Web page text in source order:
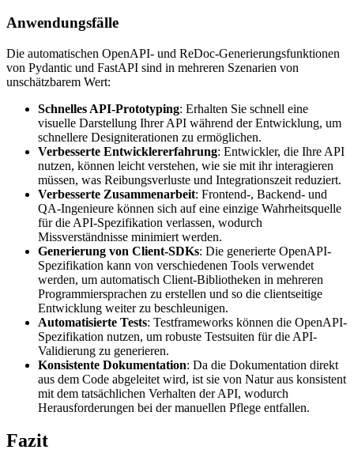
Anwendungsfälle
Die automatischen OpenAPI- und ReDoc-Generierungsfunktionen
von Pydantic und FastAPI sind in mehreren Szenarien von
unschätzbarem Wert:
Schnelles API-Prototyping: Erhalten Sie schnell eine
visuelle Darstellung Ihrer API während der Entwicklung, um
schnellere Designiterationen zu ermöglichen.
Verbesserte Entwicklererfahrung: Entwickler, die Ihre API
nutzen, können leicht verstehen, wie sie mit ihr interagieren
müssen, was Reibungsverluste und Integrationszeit reduziert.
Verbesserte Zusammenarbeit: Frontend-, Backend- und
QA-Ingenieure können sich auf eine einzige Wahrheitsquelle
für die API-Spezifikation verlassen, wodurch
Missverständnisse minimiert werden.
Generierung von Client-SDKs: Die generierte OpenAPI-
Spezifikation kann von verschiedenen Tools verwendet
werden, um automatisch Client-Bibliotheken in mehreren
Programmiersprachen zu erstellen und so die clientseitige
Entwicklung weiter zu beschleunigen.
Automatisierte Tests: Testframeworks können die OpenAPI-
Spezifikation nutzen, um robuste Testsuiten für die API-
Validierung zu generieren.
Konsistente Dokumentation: Da die Dokumentation direkt
aus dem Code abgeleitet wird, ist sie von Natur aus konsistent
mit dem tatsächlichen Verhalten der API, wodurch
Herausforderungen bei der manuellen Pflege entfallen.
Fazit